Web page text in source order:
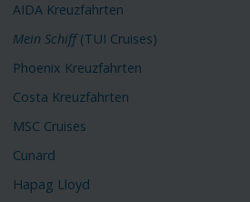
AIDA Kreuzfahrten
Mein Schiff(TUI Cruises)
Phoenix Kreuzfahrten
Costa Kreuzfahrten
MSC Cruises
Cunard
Hapag Lloyd